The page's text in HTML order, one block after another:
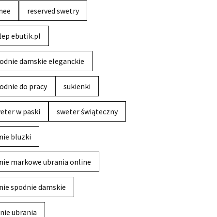
reserved swetry
ebutik.pl
damskie eleganckie
do pracy sukienki
w paski sweter świąteczny
bluzki
markowe ubrania online
spodnie damskie
ubrania